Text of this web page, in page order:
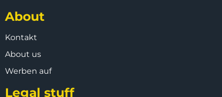
About
Kontakt
About us
Werben auf
Legal stuff